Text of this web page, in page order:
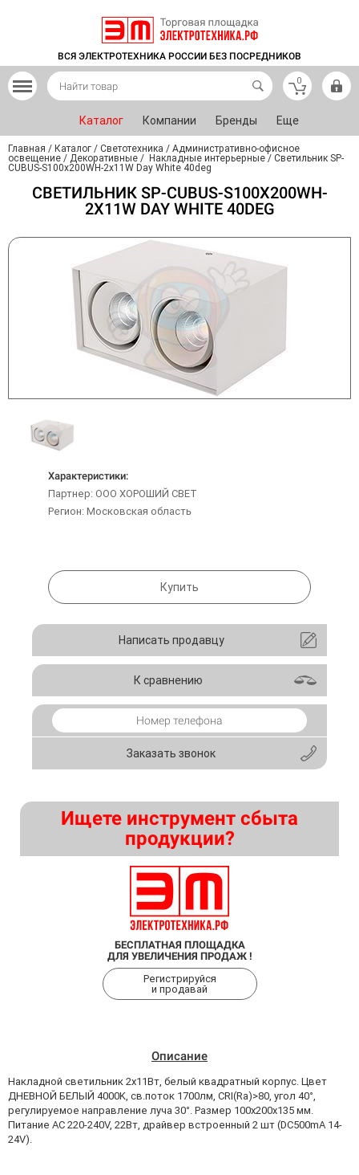
ВСЯ ЭЛЕКТРОТЕХНИКА РОССИИ БЕЗ ПОСРЕДНИКОВ
0
Каталог Компании Бренды Еще
Главная / Каталог / Светотехника / Административно-офисное
освещение / Декоративные / Накладные интерьерные / Светильник SP-
CUBUS-S100x200WH-2x11W Day White 40deg
СВЕТИЛЬНИК SP-CUBUS-S100X200WH-
2X11W DAY WHITE 40DEG
Характеристики:
Партнер: ООО ХОРОШИЙ СВЕТ
Регион: Московская область
Купить
Ищете инструмент сбыта
продукции?
БЕСПЛАТНАЯ ПЛОЩАДКА
ДЛЯ УВЕЛИЧЕНИЯ ПРОДАЖ !
Регистрируйся
и продавай
Написать продавцу
К сравнению
Заказать звонок
Описание
Накладной светильник 2x11Вт, белый квадратный корпус. Цвет
ДНЕВНОЙ БЕЛЫЙ 4000K, св.поток 1700лм, CRI(Ra)>80, угол 40°,
регулируемое направление луча 30°. Размер 100x200x135 мм.
Питание AC 220-240V, 22Вт, драйвер встроенный 2 шт (DC500mA 14-
24V).